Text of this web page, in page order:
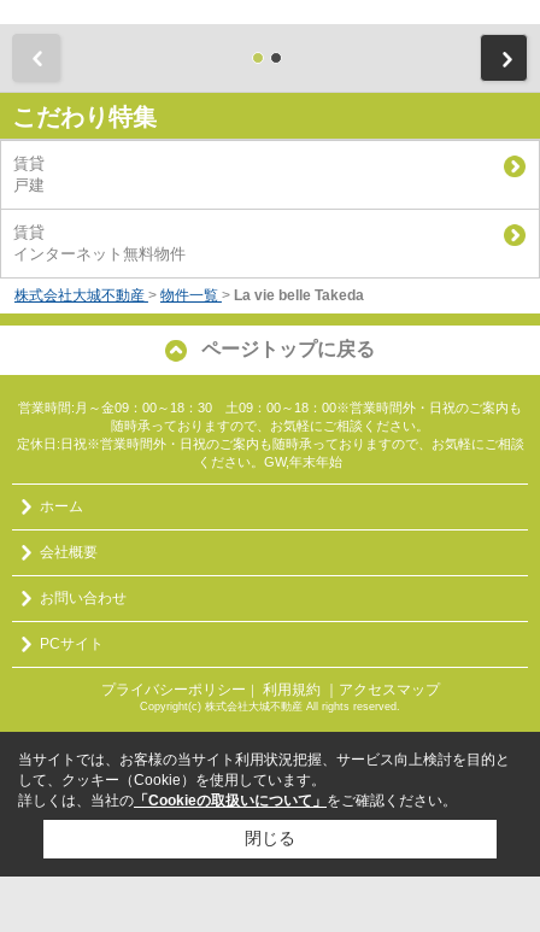
こだわり特集
賃貸
戸建
賃貸
インターネット無料物件
株式会社大城不動産 > 物件一覧 > La vie belle Takeda
ページトップに戻る
営業時間:月～金09：00～18：30 土09：00～18：00※営業時間外・日祝のご案内も
随時承っておりますので、お気軽にご相談ください。
定休日:日祝※営業時間外・日祝のご案内も随時承っておりますので、お気軽にご相談
ください。GW,年末年始
ホーム
会社概要
お問い合わせ
PCサイト
プライバシーポリシー 利用規約 ｜アクセスマップ
Copyright(c) 株式会社大城不動産 All rights reserved.
当サイトでは、お客様の当サイト利用状況把握、サービス向上検討を目的と
して、クッキー（Cookie）を使用しています。
詳しくは、当社の 「Cookieの取扱いについて」 をご確認ください。
閉じる